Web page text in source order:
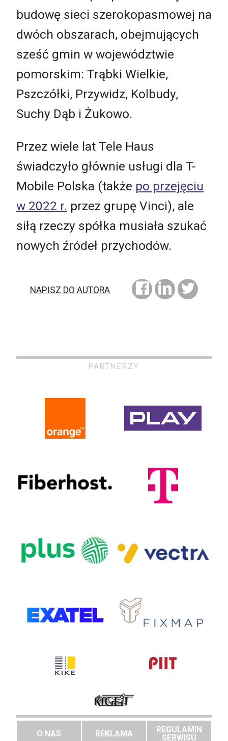
budowę sieci szerokopasmowej na
dwóch obszarach, obejmujących
sześć gmin w województwie
pomorskim: Trąbki Wielkie,
Pszczółki, Przywidz, Kolbudy,
Suchy Dąb i Żukowo.
Przez wiele lat Tele Haus
świadczyło głównie usługi dla T-
Mobile Polska (także po przejęciu
w 2022 r. przez grupę Vinci), ale
siłą rzeczy spółka musiała szukać
nowych źródeł przychodów.
NAPISZ DO AUTORA
PARTNERZY
O NAS REKLAMA
REGULAMIN
SERWISU